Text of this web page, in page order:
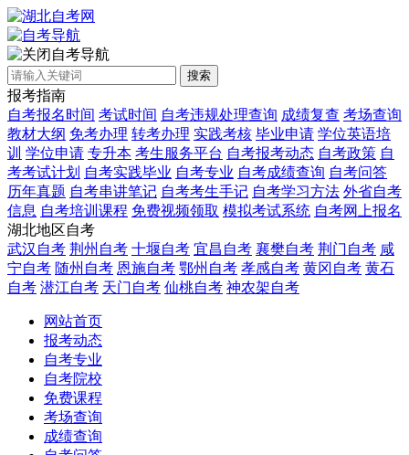
自考导航
搜索
报考指南
自考报名时间 考试时间 自考违规处理查询 成绩复查 考场查询
教材大纲 免考办理 转考办理 实践考核 毕业申请 学位英语培
训 学位申请 专升本 考生服务平台 自考报考动态 自考政策 自
考考试计划 自考实践毕业 自考专业 自考成绩查询 自考问答
历年真题 自考串讲笔记 自考考生手记 自考学习方法 外省自考
信息 自考培训课程 免费视频领取 模拟考试系统 自考网上报名
湖北地区自考
武汉自考 荆州自考 十堰自考 宜昌自考 襄樊自考 荆门自考 咸
宁自考 随州自考 恩施自考 鄂州自考 孝感自考 黄冈自考 黄石
自考 潜江自考 天门自考 仙桃自考 神农架自考
网站首页
报考动态
自考专业
自考院校
免费课程
考场查询
成绩查询